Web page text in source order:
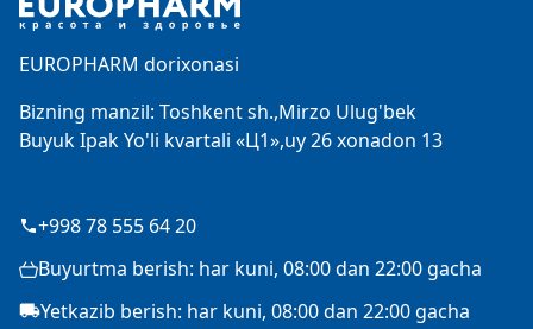
EUROPHARM dorixonasi
Bizning manzil: Toshkent sh.,Mirzo Ulug'bek
Buyuk Ipak Yo'li kvartali «Ц1»,uy 26 xonadon 13
+998 78 555 64 20
Buyurtma berish: har kuni, 08:00 dan 22:00 gacha
Yetkazib berish: har kuni, 08:00 dan 22:00 gacha